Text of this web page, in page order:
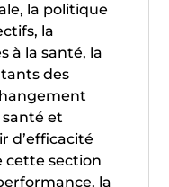
la politique
la
à la santé, la
des
et
d’efficacité
cette section
la